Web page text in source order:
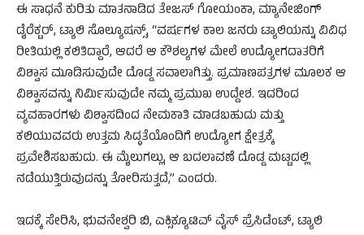
ಈ ಸಾಧನೆ ಕುರಿತು ಮಾತನಾಡಿದ ತೇಜಸ್ ಗೋಯಂಕಾ, ಮ್ಯಾನೇಜಿಂಗ್
ಡೈರೆಕ್ಟರ್, ಟ್ಯಾಲಿ ಸೊಲ್ಯೂಷನ್ಸ್, “ವರ್ಷಗಳ ಕಾಲ ಜನರು ಟ್ಯಾಲಿಯನ್ನು ವಿವಿಧ
ರೀತಿಯಲ್ಲಿ ಕಲಿತಿದ್ದಾರೆ, ಆದರೆ ಆ ಕೌಶಲ್ಯಗಳ ಮೇಲೆ ಉದ್ಯೋಗದಾತರಿಗೆ
ವಿಶ್ವಾಸ ಮೂಡಿಸುವುದೇ ದೊಡ್ಡ ಸವಾಲಾಗಿತ್ತು. ಪ್ರಮಾಣಪತ್ರಗಳ ಮೂಲಕ ಆ
ವಿಶ್ವಾಸವನ್ನು ನಿರ್ಮಿಸುವುದೇ ನಮ್ಮ ಪ್ರಮುಖ ಉದ್ದೇಶ. ಇದರಿಂದ
ವ್ಯವಹಾರಗಳು ವಿಶ್ವಾಸದಿಂದ ನೇಮಕಾತಿ ಮಾಡಬಹುದು ಮತ್ತು
ಕಲಿಯುವವರು ಉತ್ತಮ ಸಿದ್ಧತೆಯೊಂದಿಗೆ ಉದ್ಯೋಗ ಕ್ಷೇತ್ರಕ್ಕೆ
ಪ್ರವೇಶಿಸಬಹುದು. ಈ ಮೈಲುಗಲ್ಲು, ಆ ಬದಲಾವಣೆ ದೊಡ್ಡ ಮಟ್ಟದಲ್ಲಿ
ನಡೆಯುತ್ತಿರುವುದನ್ನು ತೋರಿಸುತ್ತದೆ,” ಎಂದರು.
ಇದಕ್ಕೆ ಸೇರಿಸಿ, ಭುವನೇಶ್ವರಿ ಬಿ, ಎಕ್ಸಿಕ್ಯೂಟಿವ್ ವೈಸ್ ಪ್ರೆಸಿಡೆಂಟ್, ಟ್ಯಾಲಿ